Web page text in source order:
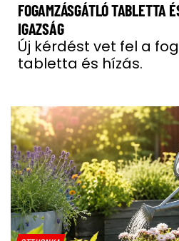
FOGAMZÁSGÁTLÓ TABLETTA
IGAZSÁG
Új kérdést vet fel a
tabletta és hízás.